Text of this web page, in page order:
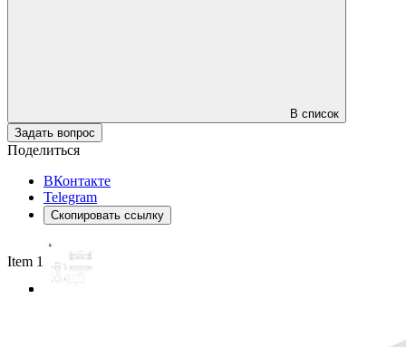
В список
Задать вопрос
Поделиться
ВКонтакте
Telegram
Скопировать ссылку
Item 1 of 3